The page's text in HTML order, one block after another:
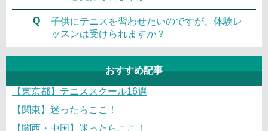
Q
子供にテニスを習わせたいのですが、体験レ
ッスンは受けられますか？
おすすめ記事
【東京都】テニススクール16選
【関東】迷ったらここ！
【関西・中国】迷ったらここ！